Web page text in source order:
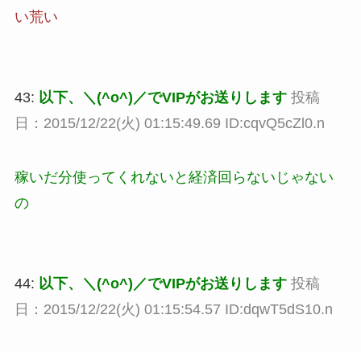
い荒い
43: 以下、＼(^o^)／でVIPがお送りします 投稿
日：2015/12/22(火) 01:15:49.69 ID:cqvQ5cZl0.n
稼いだ分使ってくれないと経済回らないじゃない
の
44: 以下、＼(^o^)／でVIPがお送りします 投稿
日：2015/12/22(火) 01:15:54.57 ID:dqwT5dS10.n